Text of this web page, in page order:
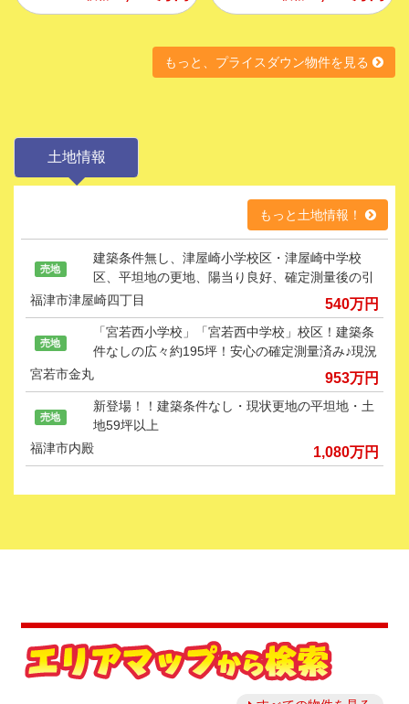
もっと、プライスダウン物件を見る
土地情報
もっと土地情報！
売地
建築条件無し、津屋崎小学校区・津屋崎中学校
区、平坦地の更地、陽当り良好、確定測量後の引
き渡し♪
福津市津屋崎四丁目 540万円
売地
「宮若西小学校」「宮若西中学校」校区！建築条
件なしの広々約195坪！安心の確定測量済み♪現況
地目が畑の為、農地転用が必要になります。
宮若市金丸 953万円
売地
新登場！！建築条件なし・現状更地の平坦地・土
地59坪以上
福津市内殿
1,080万円